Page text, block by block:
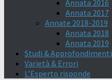
Annata 2016
Annata 2017
Annate 2018-2019
Annata 2018
Annata 2019
Studi & Approfondimenti
Varietà & Errori
L’Esperto risponde